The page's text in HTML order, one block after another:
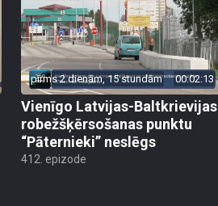
pirms 2 dienām, 15 stundām 00:02:13
Vienīgo Latvijas-Baltkrievijas
robežšķērsošanas punktu
“Pāternieki” neslēgs
412. epizode